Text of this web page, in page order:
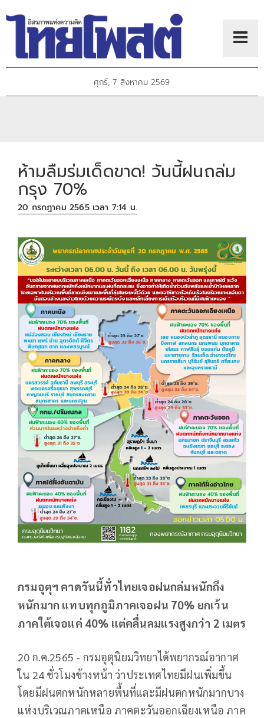
ศุกร์, 7 สิงหาคม 2569
ห้ามลืมร่มเด็ดขาด! วันนี้ฝนถล่ม
กรุง 70%
20 กรกฎาคม 2565 เวลา 7:14 น.
กรมอุตุฯ คาดวันนี้ทั่วไทยเจอฝนถล่มหนักถึง
หนักมาก แทบทุกภูมิภาคเจอฝน 70% ยกเว้น
ภาคใต้เจอแค่ 40% แต่คลื่นลมแรงสูงกว่า 2 เมตร
20 ก.ค.2565 - กรมอุตุนิยมวิทยาได้พยากรณ์อากาศ
ใน 24 ชั่วโมงข้างหน้า ว่าประเทศไทยมีฝนเพิ่มขึ้น
โดยมีฝนตกหนักหลายพื้นที่และมีฝนตกหนักมากบาง
แห่งบริเวณภาคเหนือ ภาคตะวันออกเฉียงเหนือ ภาค